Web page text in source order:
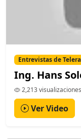
Entrevistas de
Ing. Hans
2,213 visualizaciones
Ver Video